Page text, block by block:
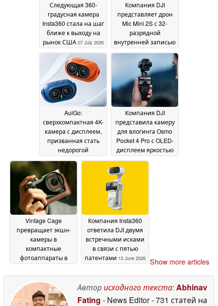
Следующая 360-
градусная камера
Insta360 стала на шаг
ближе к выходу на
рынок США 07 July 2026
Компания DJI
представляет дрон
Mic Mini 2S с 32-
разрядной
внутренней записью
памятью объемом
14,5 ГБ03 July 2026
AulGo:
сверхкомпактная 4K-
камера с дисплеем,
призванная стать
недорогой
Insta360
Компания DJI
представила камеру
для влогинга Osmo
Pocket 4 Pro с OLED-
дисплеем яркостью
объективом с 3-
кратным зумом
Vintage Cage
превращает экшн-
камеры в
компактные
фотоаппараты в
Компания Insta360
ответила DJI двумя
встречными исками
в связи с пятью
патентами 13 June 2026 Show more articles
Авторисходного текста:Abhinav
Fating - News Editor- 731 статей на